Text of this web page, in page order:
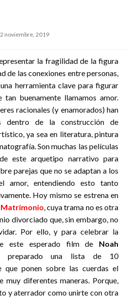
noviembre, 2019
la fragilidad de la figura
de las conexiones entre personas,
herramienta clave para figurar
buenamente llamamos amor.
racionales (y enamorados) han
dentro de la construcción de
ya sea en literatura, pintura
Son muchas las películas
este arquetipo narrativo para
parejas que no se adaptan a los
amor, entendiendo esto tanto
Hoy mismo se estrena en
, cuya trama no es otra
divorciado que, sin embargo, no
Por ello, y para celebrar la
este esperado film de Noah
preparado una lista de 10
que ponen sobre las cuerdas el
muy diferentes maneras. Porque,
y aterrador como unirte con otra